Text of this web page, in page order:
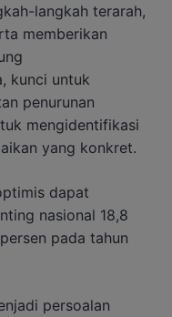
langkah terarah,
memberikan
kunci untuk
penurunan
mengidentifikasi
yang konkret.
dapat
nasional 18,8
pada tahun
persoalan